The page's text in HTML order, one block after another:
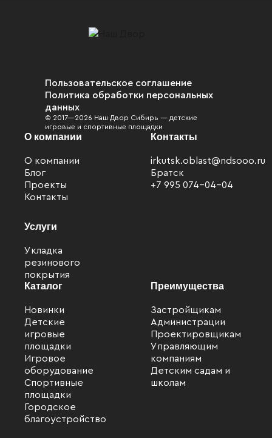
Пользовательское соглашение
Политика обработки персональных
данных
© 2017—2026 Наш Двор Сибирь — детские
игровые и спортивные площадки
О компании
О компании
Блог
Проекты
Контакты
Услуги
Укладка
резинового
покрытия
Каталог
Новинки
Детские
игровые
площадки
Игровое
оборудование
Спортивные
площадки
Городское
благоустройство
Контакты
irkutsk.oblast@ndsooo.ru
Братск
+7 995 074-04-04
Преимущества
Застройщикам
Администрации
Проектировщикам
Управляющим
компаниям
Детским садам и
школам
Файлы cookie
Мы используем файлы cookie для улучшения
взаимодействия с пользователями и обслуживания.
Продолжая просмотр страниц нашего сайта, вы
принимаете условия
персональных данных